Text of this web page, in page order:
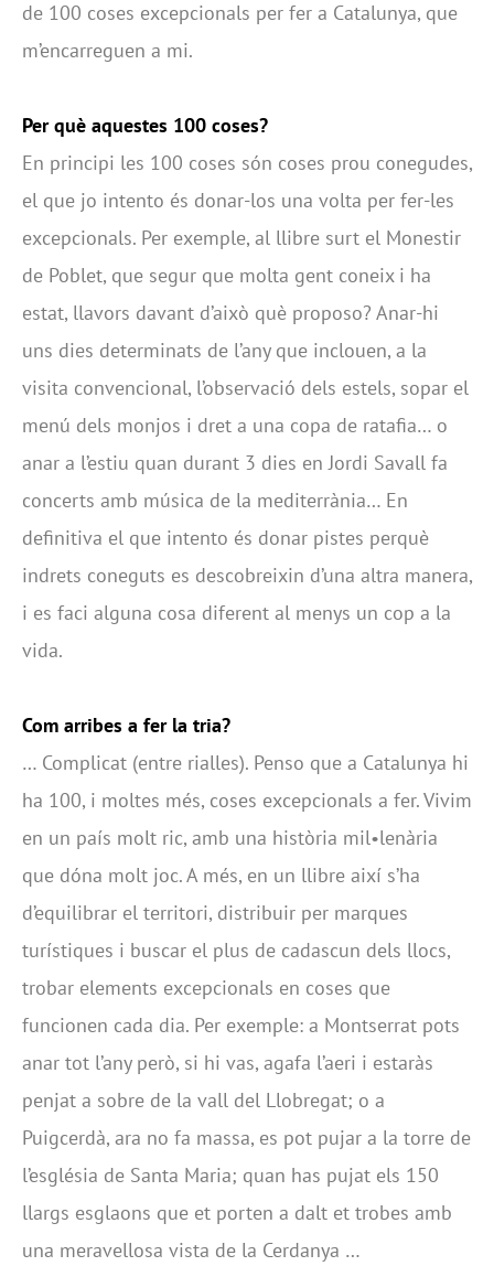
de 100 coses excepcionals per fer a Catalunya, que
m’encarreguen a mi.
Per què aquestes 100 coses?
En principi les 100 coses són coses prou conegudes,
el que jo intento és donar-los una volta per fer-les
excepcionals. Per exemple, al llibre surt el Monestir
de Poblet, que segur que molta gent coneix i ha
estat, llavors davant d’això què proposo? Anar-hi
uns dies determinats de l’any que inclouen, a la
visita convencional, l’observació dels estels, sopar el
menú dels monjos i dret a una copa de ratafia… o
anar a l’estiu quan durant 3 dies en Jordi Savall fa
concerts amb música de la mediterrània… En
definitiva el que intento és donar pistes perquè
indrets coneguts es descobreixin d’una altra manera,
i es faci alguna cosa diferent al menys un cop a la
vida.
Com arribes a fer la tria?
… Complicat (entre rialles). Penso que a Catalunya hi
ha 100, i moltes més, coses excepcionals a fer. Vivim
en un país molt ric, amb una història mil•lenària
que dóna molt joc. A més, en un llibre així s’ha
d’equilibrar el territori, distribuir per marques
turístiques i buscar el plus de cadascun dels llocs,
trobar elements excepcionals en coses que
funcionen cada dia. Per exemple: a Montserrat pots
anar tot l’any però, si hi vas, agafa l’aeri i estaràs
penjat a sobre de la vall del Llobregat; o a
Puigcerdà, ara no fa massa, es pot pujar a la torre de
l’església de Santa Maria; quan has pujat els 150
llargs esglaons que et porten a dalt et trobes amb
una meravellosa vista de la Cerdanya …